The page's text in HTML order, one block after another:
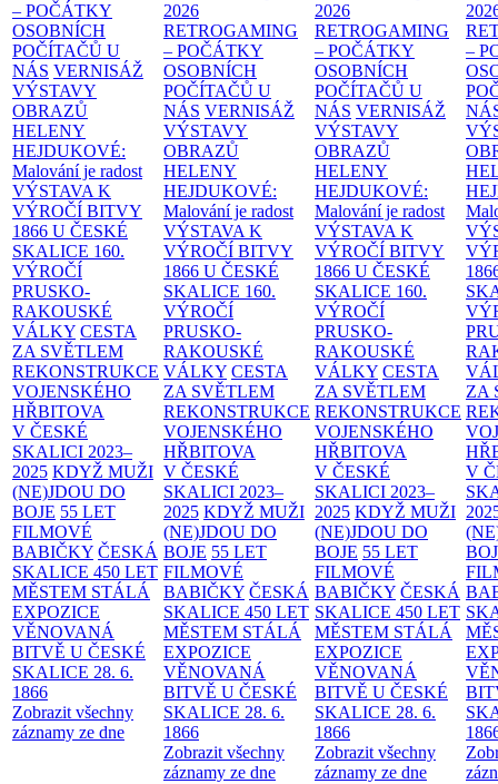
– POČÁTKY
OSOBNÍCH
POČÍTAČŮ U
NÁS VERNISÁŽ
VÝSTAVY
OBRAZŮ
HELENY
HEJDUKOVÉ:
Malování je radost
VÝSTAVA K
VÝROČÍ BITVY
1866 U ČESKÉ
SKALICE 160.
VÝROČÍ
PRUSKO-
RAKOUSKÉ
VÁLKY CESTA
ZA SVĚTLEM
REKONSTRUKCE
VOJENSKÉHO
HŘBITOVA
V ČESKÉ
SKALICI 2023–
2025 KDYŽ MUŽI
(NE)JDOU DO
BOJE 55 LET
FILMOVÉ
BABIČKY ČESKÁ
SKALICE 450 LET
MĚSTEM STÁLÁ
EXPOZICE
VĚNOVANÁ
BITVĚ U ČESKÉ
SKALICE 28. 6.
1866
Zobrazit všechny
záznamy ze dne
2026
RETROGAMING
– POČÁTKY
OSOBNÍCH
POČÍTAČŮ U
NÁS VERNISÁŽ
VÝSTAVY
OBRAZŮ
HELENY
HEJDUKOVÉ:
Malování je radost
VÝSTAVA K
VÝROČÍ BITVY
1866 U ČESKÉ
SKALICE 160.
VÝROČÍ
PRUSKO-
RAKOUSKÉ
VÁLKY CESTA
ZA SVĚTLEM
REKONSTRUKCE
VOJENSKÉHO
HŘBITOVA
V ČESKÉ
SKALICI 2023–
2025 KDYŽ MUŽI
(NE)JDOU DO
BOJE 55 LET
FILMOVÉ
BABIČKY ČESKÁ
SKALICE 450 LET
MĚSTEM STÁLÁ
EXPOZICE
VĚNOVANÁ
BITVĚ U ČESKÉ
SKALICE 28. 6.
1866
Zobrazit všechny
záznamy ze dne
2026
RETROGAMING
– POČÁTKY
OSOBNÍCH
POČÍTAČŮ U
NÁS VERNISÁŽ
VÝSTAVY
OBRAZŮ
HELENY
HEJDUKOVÉ:
Malování je radost
VÝSTAVA K
VÝROČÍ BITVY
1866 U ČESKÉ
SKALICE 160.
VÝROČÍ
PRUSKO-
RAKOUSKÉ
VÁLKY CESTA
ZA SVĚTLEM
REKONSTRUKCE
VOJENSKÉHO
HŘBITOVA
V ČESKÉ
SKALICI 2023–
2025 KDYŽ MUŽI
(NE)JDOU DO
BOJE 55 LET
FILMOVÉ
BABIČKY ČESKÁ
SKALICE 450 LET
MĚSTEM STÁLÁ
EXPOZICE
VĚNOVANÁ
BITVĚ U ČESKÉ
SKALICE 28. 6.
1866
Zobrazit všechny
záznamy ze dne
–
ZA
V